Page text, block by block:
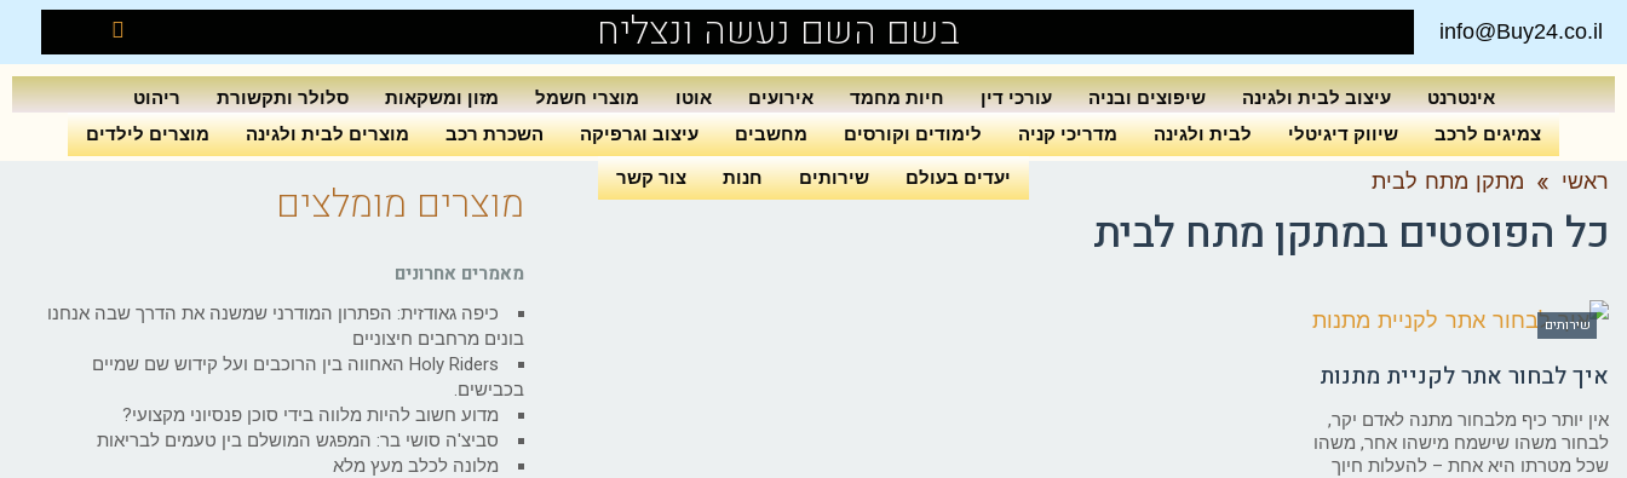
info@Buy24.co.il בשם השם נעשה ונצליח
אינטרנט עיצוב לבית ולגינה שיפוצים ובניה עורכי דין חיות מחמד אירועים אוטו מוצרי חשמל מזון ומשקאות סלולר ותקשורת
ריהוט
צמיגים לרכב
שיווק דיגיטלי לבית ולגינה מדריכי קניה לימודים וקורסים מחשבים עיצוב וגרפיקה השכרת רכב מוצרים לבית ולגינה מוצרים לילדים
יעדים בעולם שירותים חנות צור קשר ראשי » מתקן מתח לבית
כל הפוסטים במתקן מתח לבית
שירותים
איך לבחור אתר לקניית מתנות
אין יותר כיף מלבחור מתנה לאדם יקר,
לבחור משהו שישמח מישהו אחר, משהו
שכל מטרתו היא אחת – להעלות חיוך
מוצרים מומלצים
מאמרים אחרונים
כיפה גאודזית: הפתרון המודרני שמשנה את הדרך שבה אנחנו
בונים מרחבים חיצוניים
Holy Riders האחווה בין הרוכבים ועל קידוש שם שמיים
בכבישים.
מדוע חשוב להיות מלווה בידי סוכן פנסיוני מקצועי?
סביצ'ה סושי בר: המפגש המושלם בין טעמים לבריאות
מלונה לכלב מעץ מלא